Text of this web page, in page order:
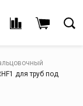
для труб под